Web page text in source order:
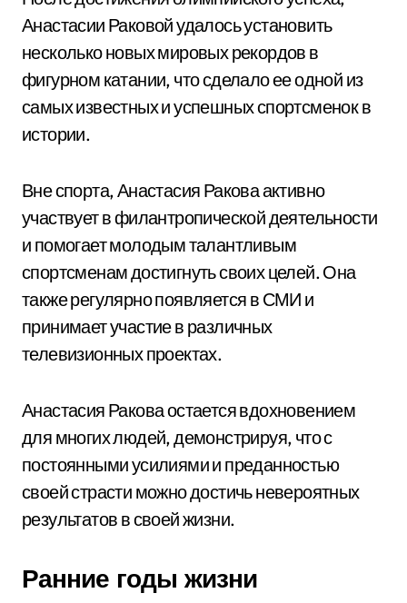
Анастасии Раковой удалось установить
несколько новых мировых рекордов в
фигурном катании, что сделало ее одной из
самых известных и успешных спортсменок в
истории.
Вне спорта, Анастасия Ракова активно
участвует в филантропической деятельности
и помогает молодым талантливым
спортсменам достигнуть своих целей. Она
также регулярно появляется в СМИ и
принимает участие в различных
телевизионных проектах.
Анастасия Ракова остается вдохновением
для многих людей, демонстрируя, что с
постоянными усилиями и преданностью
своей страсти можно достичь невероятных
результатов в своей жизни.
Ранние годы жизни